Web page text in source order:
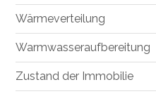
Wärmeverteilung
Warmwasseraufbereitung
Zustand der Immobilie